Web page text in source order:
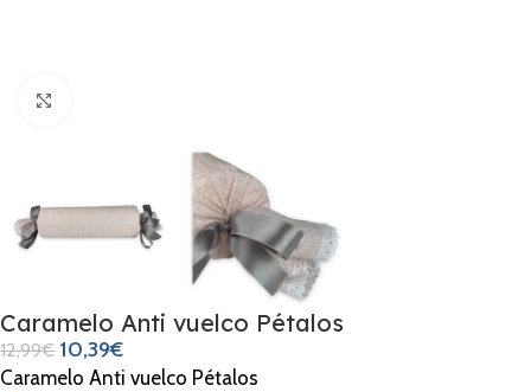
Caramelo Anti vuelco Pétalos
12,99€ 10,39€
Caramelo Anti vuelco Pétalos